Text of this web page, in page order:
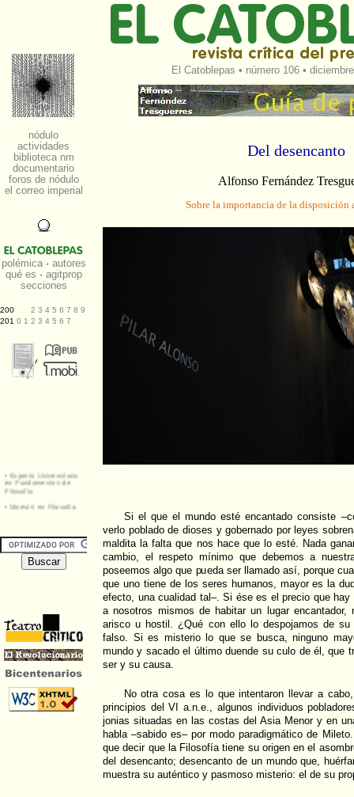
El Catoblepas • número 106•
Del desencanto
Alfonso Fernández
Sobre la importancia de la disposición
Si el que el mundo esté encantado consiste
verlo poblado de dioses y gobernado por leyes
maldita la falta que nos hace que lo esté. Nada
cambio, el respeto mínimo que debemos a
poseemos algo que pueda ser llamado así, porque
que uno tiene de los seres humanos, mayor es la
efecto, una cualidad tal–. Si ése es el precio que hay
a nosotros mismos de habitar un lugar encantador,
arisco u hostil. ¿Qué con ello lo despojamos de
falso. Si es misterio lo que se busca, ninguno
mundo y sacado el último duende su culo de él, que
ser y su causa.
No otra cosa es lo que intentaron llevar a
principios del VI a.n.e., algunos individuos
jonias situadas en las costas del Asia Menor y en
habla –sabido es– por modo paradigmático de
que decir que la Filosofía tiene su origen en el
del desencanto; desencanto de un mundo que,
muestra su auténtico y pasmoso misterio: el de su